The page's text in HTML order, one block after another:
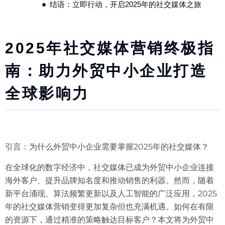
结语：立即行动，开启2025年的社交媒体之旅
2025年社交媒体营销终极指
南：助力外贸中小企业打造
全球影响力
引言：为什么外贸中小企业需要掌握2025年的社交媒体？
在全球化的数字经济中，社交媒体已成为外贸中小企业连接
海外客户、提升品牌知名度和推动销售的利器。然而，随着
新平台涌现、算法频繁更新以及人工智能的广泛应用，2025
年的社交媒体营销变得更加复杂但也充满机遇。如何在有限
的资源下，通过精准的策略触达目标客户？本文将为外贸中